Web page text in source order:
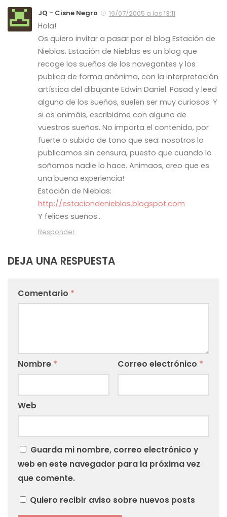
JQ - Cisne Negro
19/07/2005 a las 13:11
Hola!
Os quiero invitar a pasar por el blog Estación de
Nieblas. Estación de Nieblas es un blog que
recoge los sueños de los navegantes y los
publica de forma anónima, con la interpretación
artística del dibujante Edwin Daniel. Pasad y leed
alguno de los sueños, suelen ser muy curiosos. Y
si os animáis, escribidme con alguno de
vuestros sueños. No importa el contenido, por
fuerte o subido de tono que sea: nosotros lo
publicamos sin censura, puesto que cuando lo
soñamos nadie lo hace. Animaos, creo que es
una buena experiencia!
Estación de Nieblas:
http://estaciondenieblas.blogspot.com
Y felices sueños…
Responder
DEJA UNA RESPUESTA
Comentario *
Nombre * Correo electrónico *
Web
Guarda mi nombre, correo electrónico y
web en este navegador para la próxima vez
que comente.
Quiero recibir aviso sobre nuevos posts